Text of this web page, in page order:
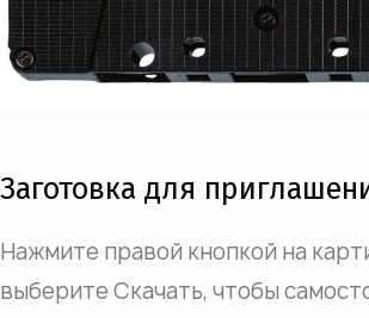
Заготовка для
Нажмите правой кнопкой на
выберите Скачать, чтобы